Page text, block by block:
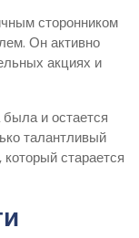
сторонником
Он активно
акциях и
и остается
талантливый
старается